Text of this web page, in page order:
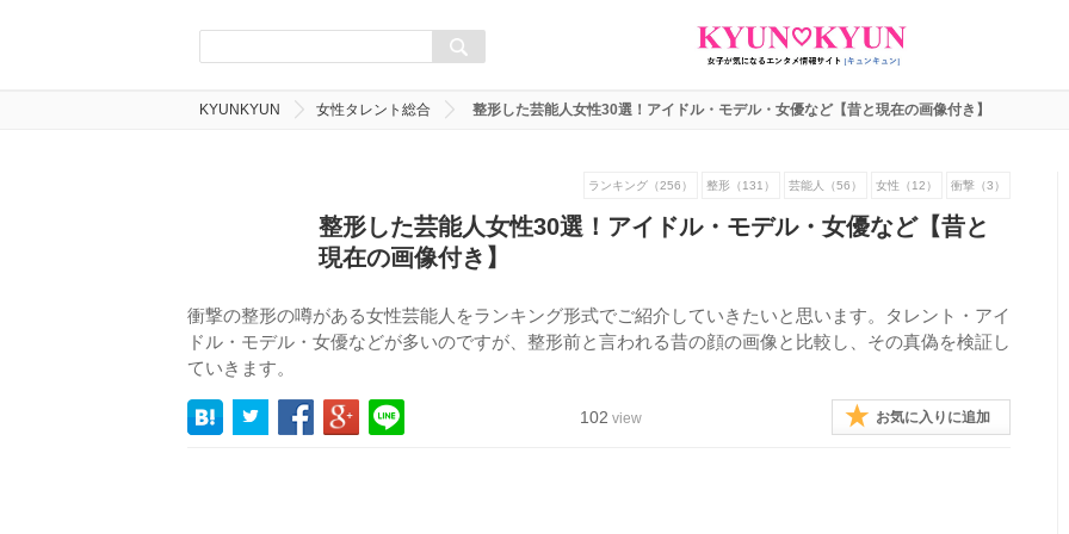
KYUNKYUN 女性タレント総合 整形した芸能人女性30選！アイドル・モデル・女優など【昔と現在の画像付き】
ランキング（256） 整形（131） 芸能人（56） 女性（12） 衝撃（3）
整形した芸能人女性30選！アイドル・モデル・女優など【昔と
現在の画像付き】
衝撃の整形の噂がある女性芸能人をランキング形式でご紹介していきたいと思います。タレント・アイ
ドル・モデル・女優などが多いのですが、整形前と言われる昔の顔の画像と比較し、その真偽を検証し
ていきます。
102 view お気に入りに追加